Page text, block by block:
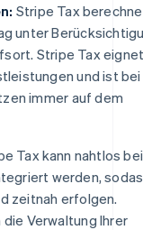
Stripe Tax
unter
Stripe Tax
und ist bei
immer auf dem
Tax kann nahtlos bei
werden,
zeitnah erfolgen.
Verwaltung Ihrer